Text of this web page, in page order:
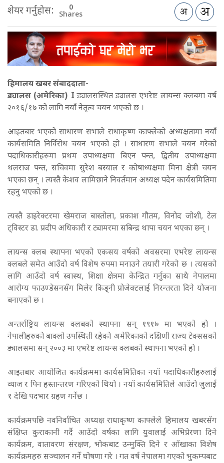
शेयर गर्नुहोस: 0
Shares
हिमालय खबर संबाददाता-
ड्यालस (अमेरिका) I ड्यालसस्थित ड्यालस एभरेष्ट लायन्स क्लबमा वर्ष
२०१६/१७ को लागि नयाँ नेतृत्व चयन भएको छ ।
आइतबार भएको साधारण सभाले राधाकृष्ण काफ्लेको अध्यक्षतामा नयाँ
कार्यसमिति निर्विरोध चयन भएको हो । साधारण सभाले चयन गरेको
पदाधिकारीहरुमा प्रथम उपाध्यक्षमा बिएन पन्त, द्वितीय उपाध्यक्षमा
थलराज पन्त, सचिवमा सुरेश बस्याल र कोषाध्यक्षमा मिना क्षेत्री चयन
भएका छन् । त्यस्तै केशव लामिछाने निवर्तमान अध्यक्ष पदेन कार्यसमितिमा
रहनु भएको छ ।
त्यस्तै डाइरेक्टरमा खेमराज बास्तोला, प्रकाश गौतम, विनोद जोशी, टेल
ट्विस्टर डा. प्रदीप अधिकारी र ट्यामरमा सबिन्द्र थापा चयन भएका छन् ।
लायन्स क्लब स्थापना भएको एकसय वर्षको अवसरमा एभरेष्ट लायन्स
क्लबले समेत आउँदो वर्ष विशेष रुपमा मनाउने तयारी गरेको छ । त्यसको
लागि आउँदो वर्ष स्वास्थ, शिक्षा क्षेत्रमा केन्द्रित गर्नुका साथै नेपालमा
आरोग्य फाउण्डेसनसँग मिलेर किड्नी प्रोजेक्टलाई निरन्तरता दिने योजना
बनाएको छ ।
अन्तर्राष्ट्रिय लायन्स क्लबको स्थापना सन् १९१७ मा भएको हो ।
नेपालीहरुको बाक्लो उपस्थिती रहेको अमेरिकाको दक्षिणी राज्य टेक्ससको
ड्यालसमा सन् २००३ मा एभरेष्ट लायन्स क्लबको स्थापना भएको हो ।
आइतबार आयोजित कार्यक्रममा कार्यसमितिका नयाँ पदाधिकारीहरुलाई
व्याज र पिन हस्तान्तरण गरिएको थियो । नयाँ कार्यसमितिले आउँदो जुलाई
१ देखि पदभार ग्रहण गर्नेछ ।
कार्यक्रमपछि नवनिर्वाचित अध्यक्ष राधाकृष्ण काफ्लेले हिमालय खबरसँग
संक्षिप्त कुराकानी गर्दै आउँदो वर्षका लागि युवालाई अभिप्रेरणा दिने
कार्यक्रम, वातावरण संरक्षण, भोकबाट उन्मुक्ति दिने र आँखाका विशेष
कार्यक्रमहरु सञ्चालन गर्ने घोषणा गरे । गत वर्ष नेपालमा गएको भुकम्पबाट